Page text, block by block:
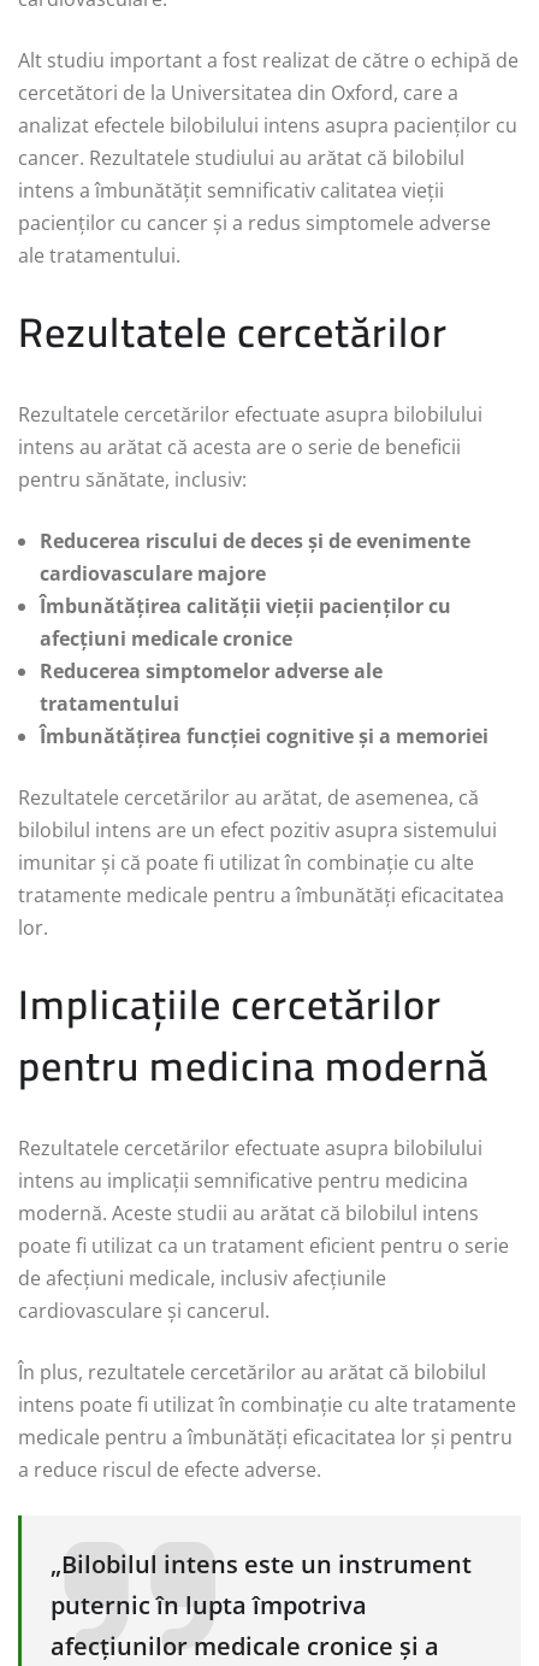
Alt studiu important a fost realizat de către o echipă de
cercetători de la Universitatea din Oxford, care a
analizat efectele bilobilului intens asupra pacienților cu
cancer. Rezultatele studiului au arătat că bilobilul
intens a îmbunătățit semnificativ calitatea vieții
pacienților cu cancer și a redus simptomele adverse
ale tratamentului.
Rezultatele cercetărilor
Rezultatele cercetărilor efectuate asupra bilobilului
intens au arătat că acesta are o serie de beneficii
pentru sănătate, inclusiv:
Reducerea riscului de deces și de evenimente
cardiovasculare majore
Îmbunătățirea calității vieții pacienților cu
afecțiuni medicale cronice
Reducerea simptomelor adverse ale
tratamentului
Îmbunătățirea funcției cognitive și a memoriei
Rezultatele cercetărilor au arătat, de asemenea, că
bilobilul intens are un efect pozitiv asupra sistemului
imunitar și că poate fi utilizat în combinație cu alte
tratamente medicale pentru a îmbunătăți eficacitatea
lor.
Implicațiile cercetărilor
pentru medicina modernă
Rezultatele cercetărilor efectuate asupra bilobilului
intens au implicații semnificative pentru medicina
modernă. Aceste studii au arătat că bilobilul intens
poate fi utilizat ca un tratament eficient pentru o serie
de afecțiuni medicale, inclusiv afecțiunile
cardiovasculare și cancerul.
În plus, rezultatele cercetărilor au arătat că bilobilul
intens poate fi utilizat în combinație cu alte tratamente
medicale pentru a îmbunătăți eficacitatea lor și pentru
a reduce riscul de efecte adverse.
„Bilobilul intens este un instrument
puternic în lupta împotriva
afecțiunilor medicale cronice și a